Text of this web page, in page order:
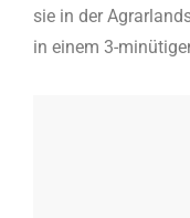
sie in der
in einem 3-